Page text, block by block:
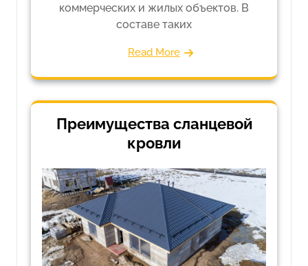
коммерческих и жилых объектов. В
составе таких
Read More
Преимущества сланцевой
кровли